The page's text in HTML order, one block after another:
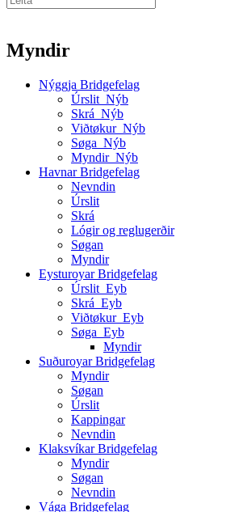
Myndir
Nýggja Bridgefelag
Úrslit_Nýb
Skrá_Nýb
Viðtøkur_Nýb
Søga_Nýb
Myndir_Nýb
Havnar Bridgefelag
Nevndin
Úrslit
Skrá
Lógir og reglugerðir
Søgan
Myndir
Eysturoyar Bridgefelag
Úrslit_Eyb
Skrá_Eyb
Viðtøkur_Eyb
Søga_Eyb
Myndir
Suðuroyar Bridgefelag
Myndir
Søgan
Úrslit
Kappingar
Nevndin
Klaksvíkar Bridgefelag
Myndir
Søgan
Nevndin
Vága Bridgefelag